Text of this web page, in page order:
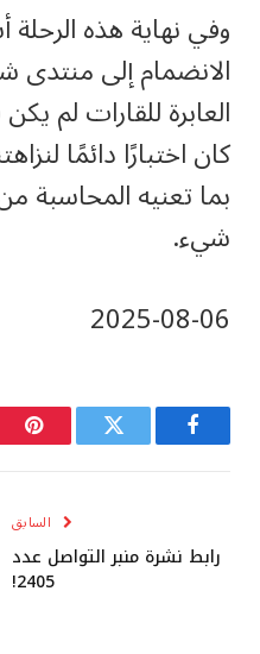
وفي نهاية هذه
الانضمام إلى منتدى
العابرة للقارات لم
كان اختبارًا دائمًا
بما تعنيه المحاسبة
شيء.
‎2025-‎08-‎06
فيسبوك تويتر
السابق
رابط نشرة منبر التواصل عدد
2405!